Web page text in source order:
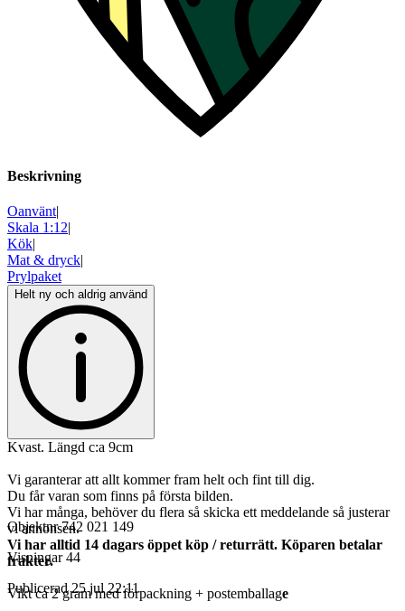
Beskrivning
Oanvänt|
Skala 1:12|
Kök|
Mat & dryck|
Prylpaket
Helt ny och aldrig använd
Kvast. Längd c:a 9cm
Vi garanterar att allt kommer fram helt och fint till dig.
Du får varan som finns på första bilden.
Vi har många, behöver du flera så skicka ett meddelande så justerar
vi annonsen.
Vi har alltid 14 dagars öppet köp / returrätt. Köparen betalar
frakter.
Vikt ca 2 gram med förpackning + postemballage
Objektnr 742 021 149
Visningar 44
Publicerad 25 jul 22:11